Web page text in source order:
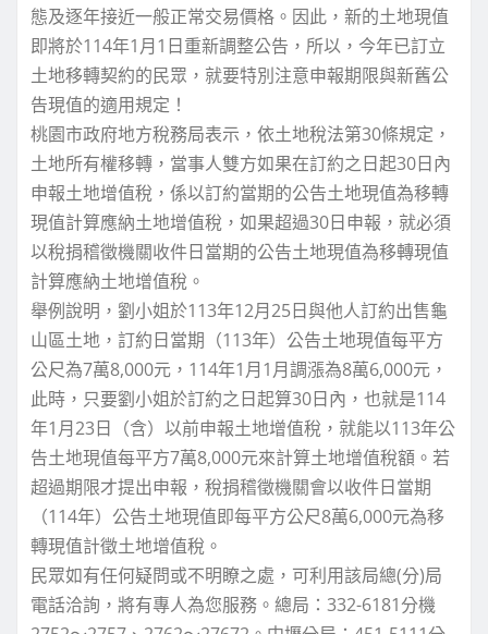
態及逐年接近一般正常交易價格。因此，新的土地現值
即將於114年1月1日重新調整公告，所以，今年已訂立
土地移轉契約的民眾，就要特別注意申報期限與新舊公
告現值的適用規定！
桃園市政府地方稅務局表示，依土地稅法第30條規定，
土地所有權移轉，當事人雙方如果在訂約之日起30日內
申報土地增值稅，係以訂約當期的公告土地現值為移轉
現值計算應納土地增值稅，如果超過30日申報，就必須
以稅捐稽徵機關收件日當期的公告土地現值為移轉現值
計算應納土地增值稅。
舉例說明，劉小姐於113年12月25日與他人訂約出售龜
山區土地，訂約日當期（113年）公告土地現值每平方
公尺為7萬8,000元，114年1月1月調漲為8萬6,000元，
此時，只要劉小姐於訂約之日起算30日內，也就是114
年1月23日（含）以前申報土地增值稅，就能以113年公
告土地現值每平方7萬8,000元來計算土地增值稅額。若
超過期限才提出申報，稅捐稽徵機關會以收件日當期
（114年）公告土地現值即每平方公尺8萬6,000元為移
轉現值計徵土地增值稅。
民眾如有任何疑問或不明瞭之處，可利用該局總(分)局
電話洽詢，將有專人為您服務。總局：332-6181分機